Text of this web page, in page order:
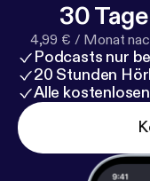
30
4,99 € / Monat
Podcasts nur
20 Stunden
Alle